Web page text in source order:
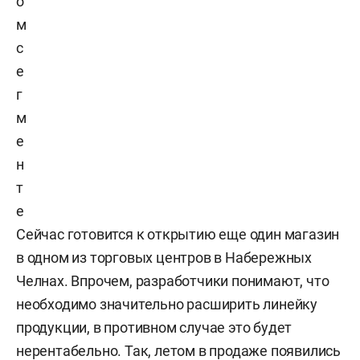
м
с
е
г
м
е
н
т
е
Сейчас готовится к открытию еще один магазин
в одном из торговых центров в Набережных
Челнах. Впрочем, разработчики понимают, что
необходимо значительно расширить линейку
продукции, в противном случае это будет
нерентабельно. Так, летом в продаже появились